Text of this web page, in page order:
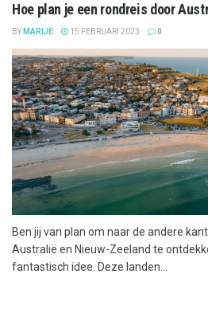
Hoe plan je een rondreis door
BY MARIJE 15 FEBRUARI 2023 0
Ben jij van plan om naar de andere
Australië en Nieuw-Zeeland te
fantastisch idee. Deze landen...